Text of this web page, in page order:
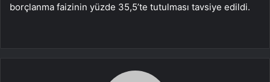
borçlanma faizinin yüzde 35,5’te tutulması tavsiye edildi.